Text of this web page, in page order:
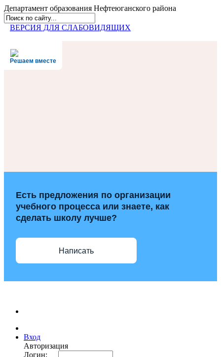
Департамент образования Нефтеюганского района
ВЕРСИЯ ДЛЯ СЛАБОВИДЯЩИХ
Решаем вместе
Есть предложения по организации
учебного процесса или знаете, как
сделать школу лучше?
Написать
Вход
Авторизация
Логин: